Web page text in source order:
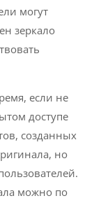
могут
зеркало
если не
доступе
созданных
но
можно по